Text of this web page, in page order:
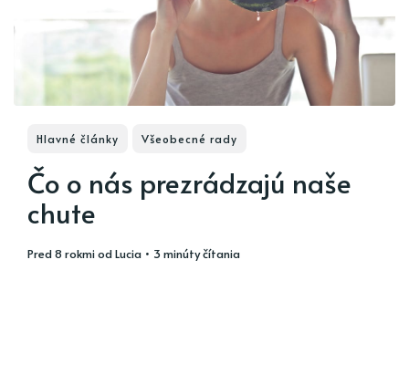
Hlavné články Všeobecné rady
Čo o nás prezrádzajú naše
chute
pred 8 rokmiodLucia • 3 minúty čítania